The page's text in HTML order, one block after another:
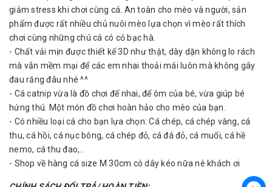
giảm stress khi chơi cùng cá. An toàn cho mèo và người, sản
phẩm được rất nhiều chủ nuôi mèo lựa chọn vì mèo rất thích
chơi cùng những chú cá có cỏ bạc hà.
- Chất vải mịn được thiết kế 3D như thật, dày dặn không lo rách
mà vẫn mềm mại để các em nhai thoải mái luôn mà không gây
đau răng đâu nhé ^^
- Cá catnip vừa là đồ chơi để nhai, để ôm của bé, vừa giúp bé
hứng thú. Một món đồ chơi hoàn hảo cho mèo của bạn.
- Có nhiều loại cá cho bạn lựa chọn: Cá chép, cá chép vàng, cá
thu, cá hồi, cá nục bông, cá chép đỏ, cá đá đỏ, cá muối, cá hề
nemo, cá thu đao,..
- Shop về hàng cá size M 30cm có dây kéo nữa nè khách ơi